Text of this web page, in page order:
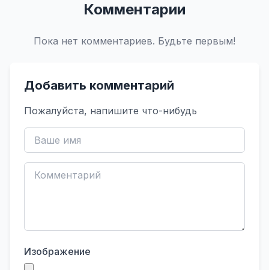
Комментарии
Пока нет комментариев. Будьте первым!
Добавить комментарий
Пожалуйста, напишите что-нибудь
Изображение